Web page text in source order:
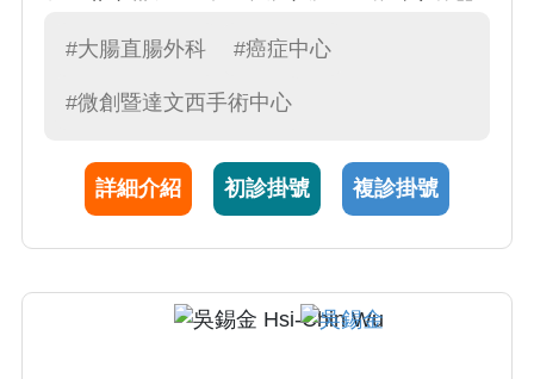
械置入體內，再透過影像處理系統將病灶放
腹腔鏡手術傷口小，恢復快，住院天數短，術
擇。
#大腸直腸外科 #癌症中心
#微創暨達文西手術中心
詳細介紹 初診掛號 複診掛號